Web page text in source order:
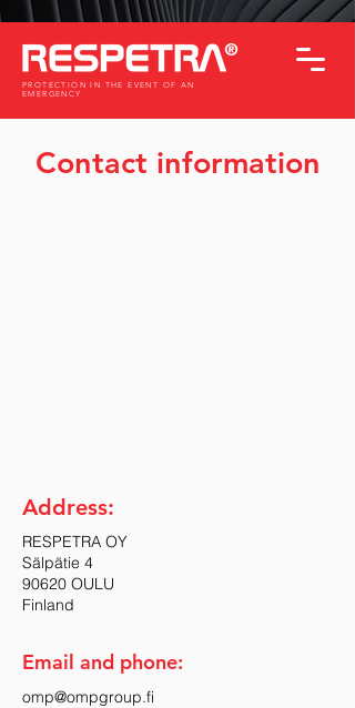
PROTECTION IN THE EVENT OF AN
EMERGENCY
Contact information
Address:
RESPETRA OY
Sälpätie 4
90620 OULU
Finland
Email and phone:
omp@ompgroup.fi